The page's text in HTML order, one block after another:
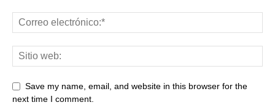
Save my name, email, and website in this browser for the
next time I comment.